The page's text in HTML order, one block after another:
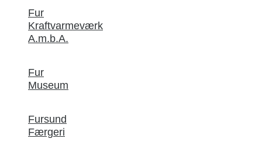
Fur
Kraftvarmeværk
A.m.b.A.
Fur
Museum
Fursund
Færgeri